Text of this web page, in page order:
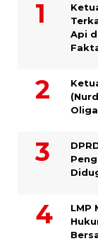
Api
LMP